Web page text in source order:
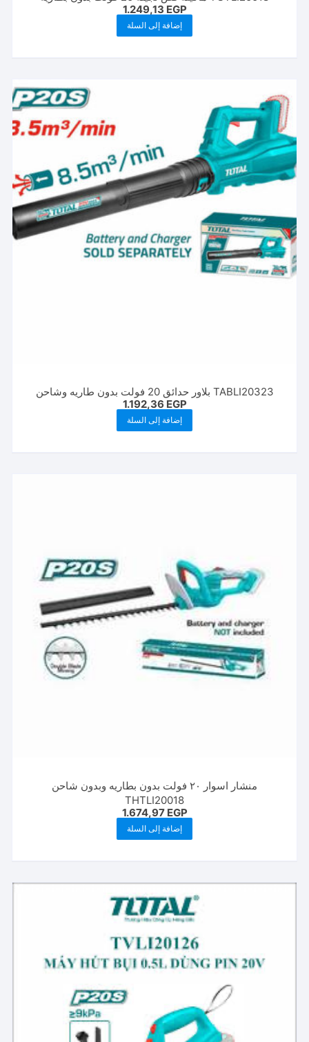
1.249,13 EGP
إضافة إلى السلة
TABLI20323 بلاور حدائق 20 فولت بدون طاريه وشاحن
1.192,36 EGP
إضافة إلى السلة
منشار اسوار ٢٠ فولت بدون بطاريه وبدون شاحن
THTLI20018
1.674,97 EGP
إضافة إلى السلة